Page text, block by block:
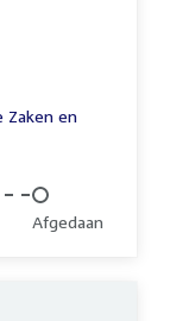
Zaken en
Onvoltooid:
Afgedaan